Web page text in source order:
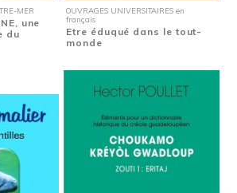
MER
une
du
OUVRAGES UNIVERSITAIRES en
français
Etre éduqué dans le tout-
monde